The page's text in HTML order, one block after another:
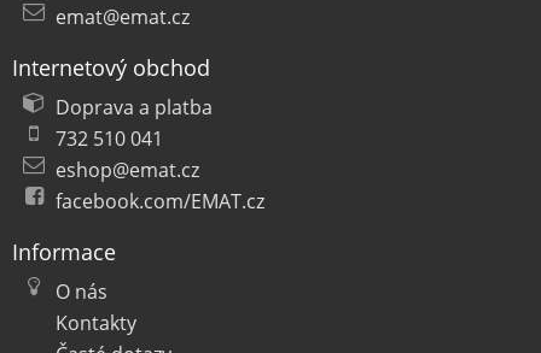
emat@emat.cz
Internetový obchod
Doprava a platba
732 510 041
eshop@emat.cz
facebook.com/EMAT.cz
Informace
O nás
Kontakty